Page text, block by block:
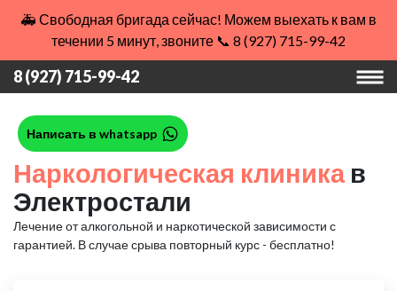
🚑 Свободная бригада сейчас! Можем выехать к вам в
течении 5 минут, звоните 📞 8 (927) 715-99-42
8 (927) 715-99-42
Написать в whatsapp
Наркологическая клиникав
Электростали
Лечение от алкогольной и наркотической зависимости с
гарантией. В случае срыва повторный курс - бесплатно!